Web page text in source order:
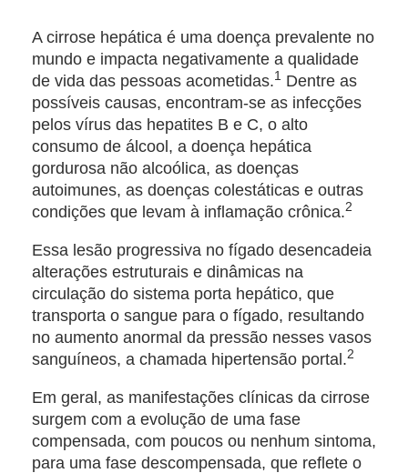
A cirrose hepática é uma doença prevalente no
mundo e impacta negativamente a qualidade
de vida das pessoas acometidas.1 Dentre as
possíveis causas, encontram-se as infecções
pelos vírus das hepatites B e C, o alto
consumo de álcool, a doença hepática
gordurosa não alcoólica, as doenças
autoimunes, as doenças colestáticas e outras
condições que levam à inflamação crônica.2
Essa lesão progressiva no fígado desencadeia
alterações estruturais e dinâmicas na
circulação do sistema porta hepático, que
transporta o sangue para o fígado, resultando
no aumento anormal da pressão nesses vasos
sanguíneos, a chamada hipertensão portal.2
Em geral, as manifestações clínicas da cirrose
surgem com a evolução de uma fase
compensada, com poucos ou nenhum sintoma,
para uma fase descompensada, que reflete o